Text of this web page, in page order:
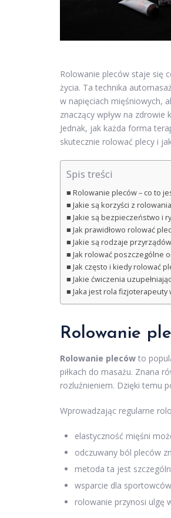
Rolowanie pleców staje się
życia. Ta technika
w napięciach mięśniowych,
znaczący wpływ na
Jednak, jak każda forma
skutecznie rolować plecy i
Spis treści
Rolowanie pleców – co to
Jakie są korzyści z
Jakie są bezpieczeństwo i
Jak prawidłowo rolować
Jakie są rodzaje
Jak rolować poszczególne
Jak często i kiedy rolować
Jakie ćwiczenia
Jaka jest rola
Rolowanie
Rolowanie pleców to
piłkach do masażu. Znana
rozluźnieniem. Dzięki temu
Wprowadzając regularne
elastyczność mięśni
odczuwany ból pleców
metoda ta jest
wsparcie dla
rolowanie przynosi ulgę